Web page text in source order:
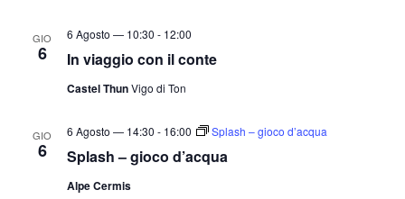
N
GIO
6 In viaggio con il conte
6 Agosto — 10:30 - 12:00
Castel ThunVigo di Ton
GIO
6 Splash – gioco d’acqua
6 Agosto — 14:30 - 16:00 Splash – gioco d’acqua
Alpe Cermis